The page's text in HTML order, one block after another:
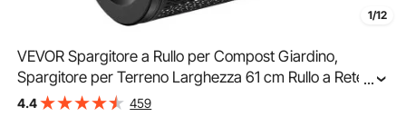
1/12
VEVOR Spargitore a Rullo per Compost Giardino,
Spargitore per Terreno Larghezza 61 cm Rullo a Rete
per Distribuzione di Muschio da Prato Maniglia a Spinta
...
4.4 459